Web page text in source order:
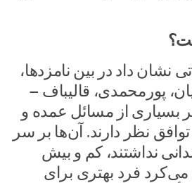
نشان داد در بین نامزدها،
پورمحمدی، قالیباف –
بسیاری از مسائل عمده و
نظر دارند. آن‌ها بر سر
نداشتند، کم و بیش
فرد بهتری برای